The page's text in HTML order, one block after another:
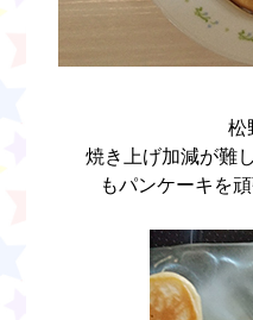
松
焼き上げ加減が難
もパンケーキを